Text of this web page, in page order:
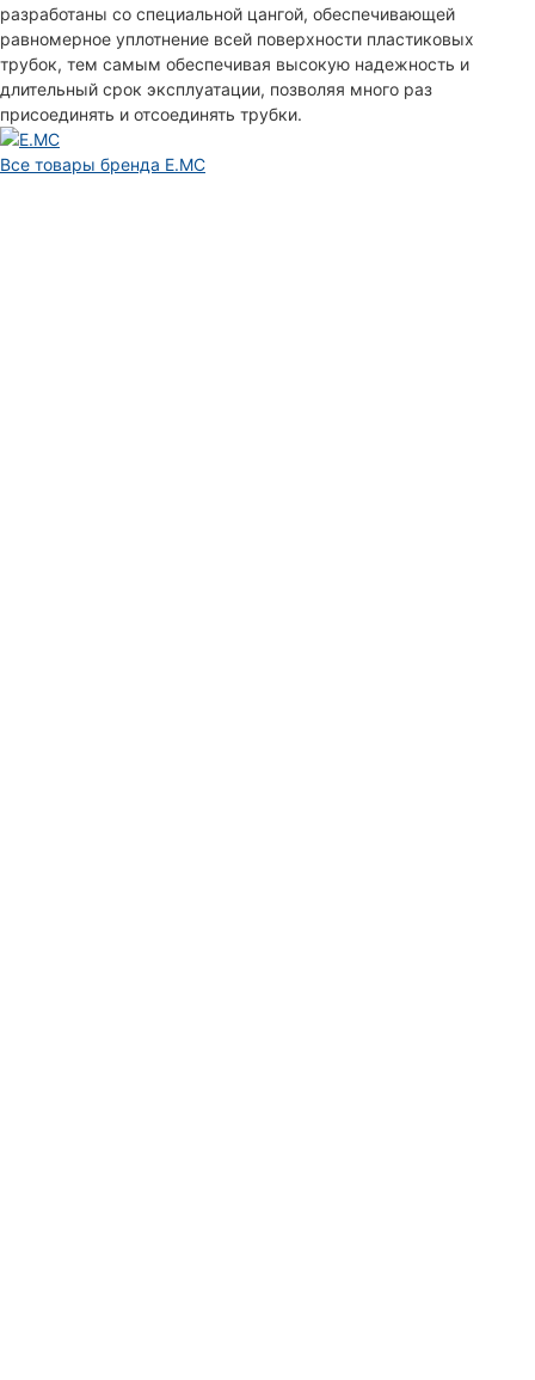
разработаны со специальной цангой, обеспечивающей
равномерное уплотнение всей поверхности пластиковых
трубок, тем самым обеспечивая высокую надежность и
длительный срок эксплуатации, позволяя много раз
присоединять и отсоединять трубки.
Все товары бренда E.MC